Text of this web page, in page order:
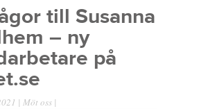
till Susanna
– ny
på
| Möt oss|